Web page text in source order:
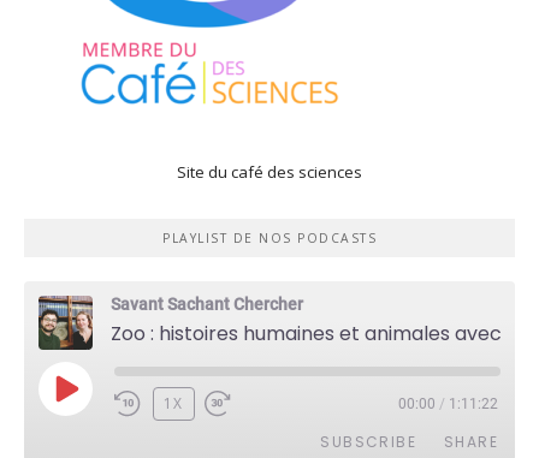
Site du café des sciences
PLAYLIST DE NOS PODCASTS
Savant Sachant Chercher
PLAY
EPISODE
1X 00:00 / 1:11:22
SUBSCRIBE SHARE